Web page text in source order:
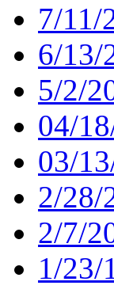
7/11/
6/13/
5/2/
04/
03/
2/28/
2/7/
1/23/